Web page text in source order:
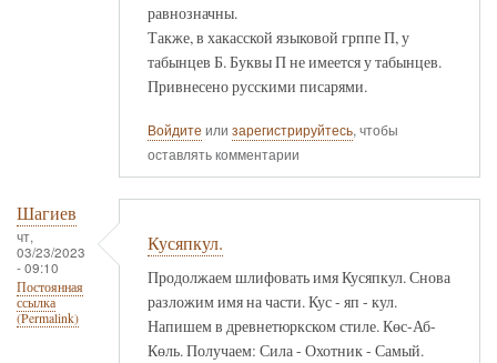
равнозначны.
Также, в хакасской языковой грппе П, у
табынцев Б. Буквы П не имеется у табынцев.
Привнесено русскими писарями.
Войдите или зарегистрируйтесь, чтобы
оставлять комментарии
Шагиев
чт,
03/23/2023
- 09:10
Постоянная
ссылка
(Permalink)
Кусяпкул.
Продолжаем шлифовать имя Кусяпкул. Снова
разложим имя на части. Кус - яп - кул.
Напишем в древнетюркском стиле. Көс-Аб-
Көль. Получаем: Сила - Охотник - Самый.